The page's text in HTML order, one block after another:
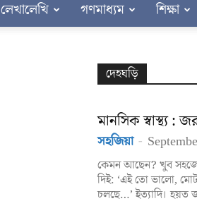
লেখালেখি গণমাধ্যম শিক্ষা
দেহঘড়ি
মানসিক স্বাস্থ্য :
সহজিয়া -
কেমন আছেন? খুব
দিই: ‘এই তো ভালো,
চলছে…’ ইত্যাদি। হয়ত